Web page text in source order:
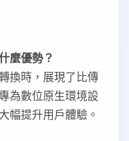
麼優勢？
換時，展現了比傳
為數位原生環境設
幅提升用戶體驗。